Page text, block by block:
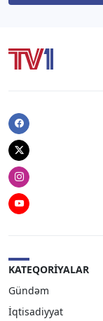
Facebook
Twitter
Instagram
Youtube
KATEQORIYALAR
Gündəm
İqtisadiyyat